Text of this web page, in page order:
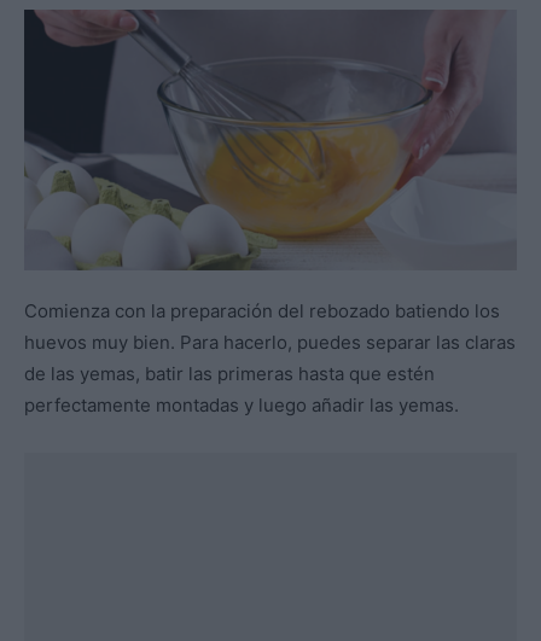
Comienza con la preparación del rebozado batiendo los
huevos muy bien. Para hacerlo, puedes separar las claras
de las yemas, batir las primeras hasta que estén
perfectamente montadas y luego añadir las yemas.